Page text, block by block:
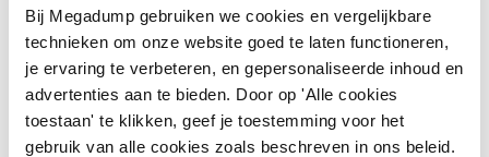
Bij Megadump gebruiken we cookies en vergelijkbare
technieken om onze website goed te laten functioneren,
je ervaring te verbeteren, en gepersonaliseerde inhoud en
advertenties aan te bieden. Door op 'Alle cookies
toestaan' te klikken, geef je toestemming voor het
gebruik van alle cookies zoals beschreven in ons beleid.